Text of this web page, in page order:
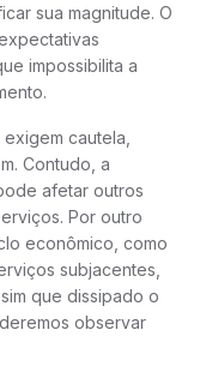
sua magnitude. O
impossibilita a
cautela,
Contudo, a
afetar outros
Por outro
econômico, como
subjacentes,
que dissipado o
observar